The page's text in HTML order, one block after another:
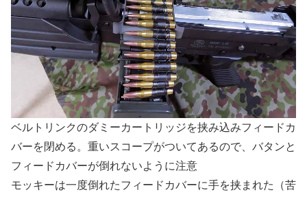
ベルトリンクのダミーカートリッジを挟み込みフィードカ
バーを閉める。重いスコープがついてあるので、バタンと
フィードカバーが倒れないように注意
モッキーは一度倒れたフィードカバーに手を挟まれた（苦